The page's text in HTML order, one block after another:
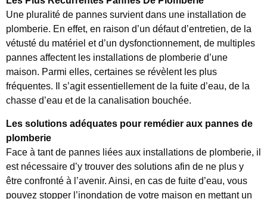
Une pluralité de pannes survient dans une installation de
plomberie. En effet, en raison d’un défaut d’entretien, de la
vétusté du matériel et d’un dysfonctionnement, de multiples
pannes affectent les installations de plomberie d’une
maison. Parmi elles, certaines se révèlent les plus
fréquentes. Il s’agit essentiellement de la fuite d’eau, de la
chasse d’eau et de la canalisation bouchée.
Les solutions adéquates pour remédier aux pannes de
plomberie
Face à tant de pannes liées aux installations de plomberie, il
est nécessaire d’y trouver des solutions afin de ne plus y
être confronté à l’avenir. Ainsi, en cas de fuite d’eau, vous
pouvez stopper l’inondation de votre maison en mettant un